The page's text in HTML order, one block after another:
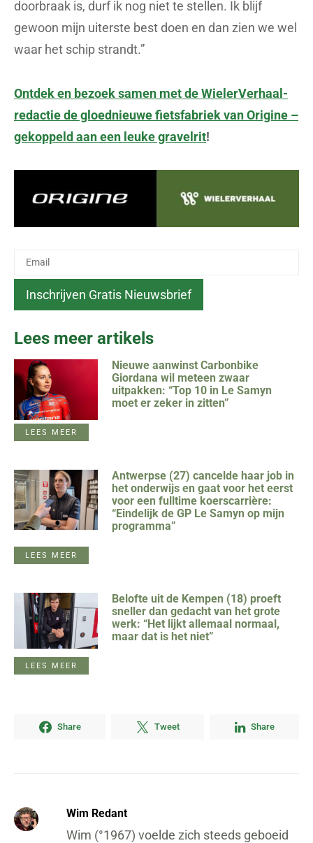
doorbraak is, durf ik nog niet te stellen. Ik blijf
gewoon mijn uiterste best doen en dan zien we wel
waar het schip strandt.”
Ontdek en bezoek samen met de WielerVerhaal-
redactie de gloednieuwe fietsfabriek van Origine –
gekoppeld aan een leuke gravelrit!
Lees meer artikels
Nieuwe aanwinst Carbonbike
Giordana wil meteen zwaar
uitpakken: “Top 10 in Le Samyn
moet er zeker in zitten”
LEES MEER
Antwerpse (27) cancelde haar job in
het onderwijs en gaat voor het eerst
voor een fulltime koerscarrière:
“Eindelijk de GP Le Samyn op mijn
programma”
LEES MEER
Belofte uit de Kempen (18) proeft
sneller dan gedacht van het grote
werk: “Het lijkt allemaal normaal,
maar dat is het niet”
LEES MEER
Share Tweet Share
Wim Redant
Wim (°1967) voelde zich steeds geboeid